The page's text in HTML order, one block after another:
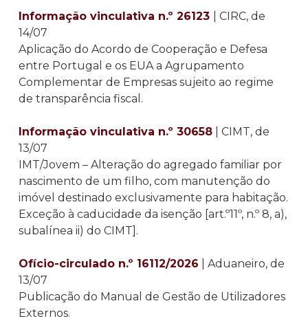
Informação vinculativa n.º 26123
| CIRC, de
14/07
Aplicação do Acordo de Cooperação e Defesa
entre Portugal e os EUA a Agrupamento
Complementar de Empresas sujeito ao regime
de transparência fiscal.
Informação vinculativa n.º 30658| CIMT, de
13/07
IMT/Jovem – Alteração do agregado familiar por
nascimento de um filho, com manutenção do
imóvel destinado exclusivamente para habitação.
Exceção à caducidade da isenção [art.º11º, n.º 8, a),
subalínea ii) do CIMT].
Ofício-circulado n.º 16112/2026 | Aduaneiro, de
13/07
Publicação do Manual de Gestão de Utilizadores
Externos.